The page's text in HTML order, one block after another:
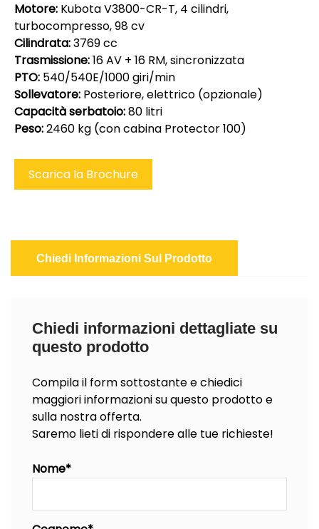
Motore: Kubota V3800-CR-T, 4 cilindri,
turbocompresso, 98 cv
Cilindrata:3769 cc
Trasmissione:16 AV + 16 RM, sincronizzata
PTO: 540/540E/1000 giri/min
Sollevatore: Posteriore, elettrico (opzionale)
Capacità serbatoio:80 litri
Peso:2460 kg (con cabina Protector 100)
Scarica la Brochure
Chiedi Informazioni Sul Prodotto
Chiedi informazioni dettagliate su
questo prodotto
Compila il form sottostante e chiedici
maggiori informazioni su questo prodotto e
sulla nostra offerta.
Saremo lieti di rispondere alle tue richieste!
Nome*